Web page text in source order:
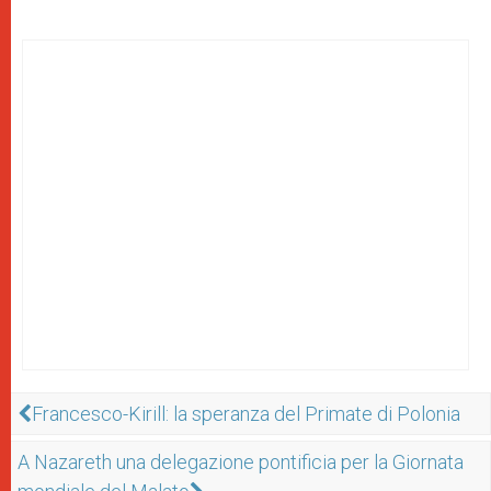
Francesco-Kirill: la speranza del Primate di Polonia
A Nazareth una delegazione pontificia per la Giornata